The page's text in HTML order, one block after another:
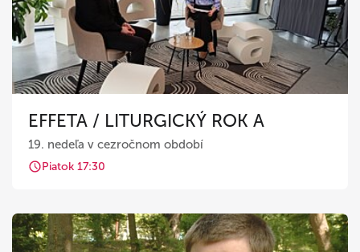
EFFETA / LITURGICKÝ ROK A
19. nedeľa v cezročnom období
Piatok 17:30